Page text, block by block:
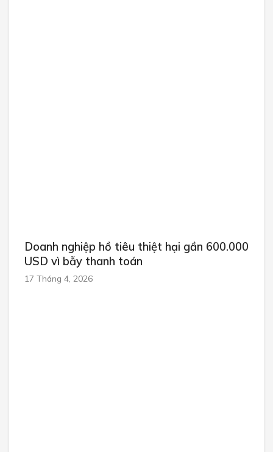
Doanh nghiệp hồ tiêu thiệt hại gần 600.000
USD vì bẫy thanh toán
17 Tháng 4, 2026